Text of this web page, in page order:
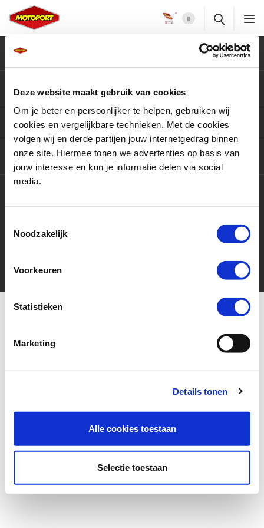
Deze website maakt gebruik van cookies
Om je beter en persoonlijker te helpen, gebruiken wij
cookies en vergelijkbare technieken. Met de cookies
volgen wij en derde partijen jouw internetgedrag binnen
onze site. Hiermee tonen we advertenties op basis van
jouw interesse en kun je informatie delen via social
media.
Noodzakelijk
Voorkeuren
Statistieken
Marketing
Details tonen
Alle cookies toestaan
Selectie toestaan
0
Klantenservice
Motoren
Producten
Services
Contact